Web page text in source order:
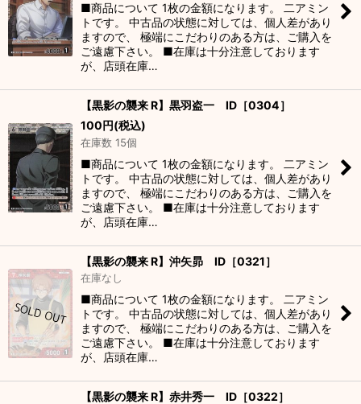
■商品について 1枚の金額になります。 二アミン
トです。 中古品の状態に対しては、個人差があり
ますので、 極端にこだわりのある方は、ご購入を
ご遠慮下さい。 ■在庫は十分注意しております
が、店頭在庫…
【黒影の襲来 R】黒羽盗一 ID［0304］
100円(税込)
在庫数 15個
■商品について 1枚の金額になります。 二アミン
トです。 中古品の状態に対しては、個人差があり
ますので、 極端にこだわりのある方は、ご購入を
ご遠慮下さい。 ■在庫は十分注意しております
が、店頭在庫…
【黒影の襲来 R】沖矢昴 ID［0321］
在庫なし
■商品について 1枚の金額になります。 二アミン
トです。 中古品の状態に対しては、個人差があり
ますので、 極端にこだわりのある方は、ご購入を
ご遠慮下さい。 ■在庫は十分注意しております
が、店頭在庫…
【黒影の襲来 R】赤井秀一 ID［0322］